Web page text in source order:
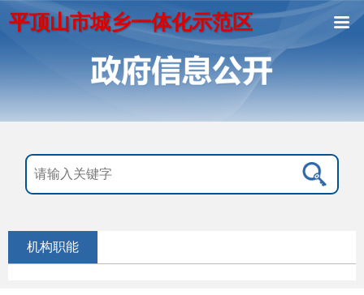
平顶山市城乡一体化示范区
机构职能